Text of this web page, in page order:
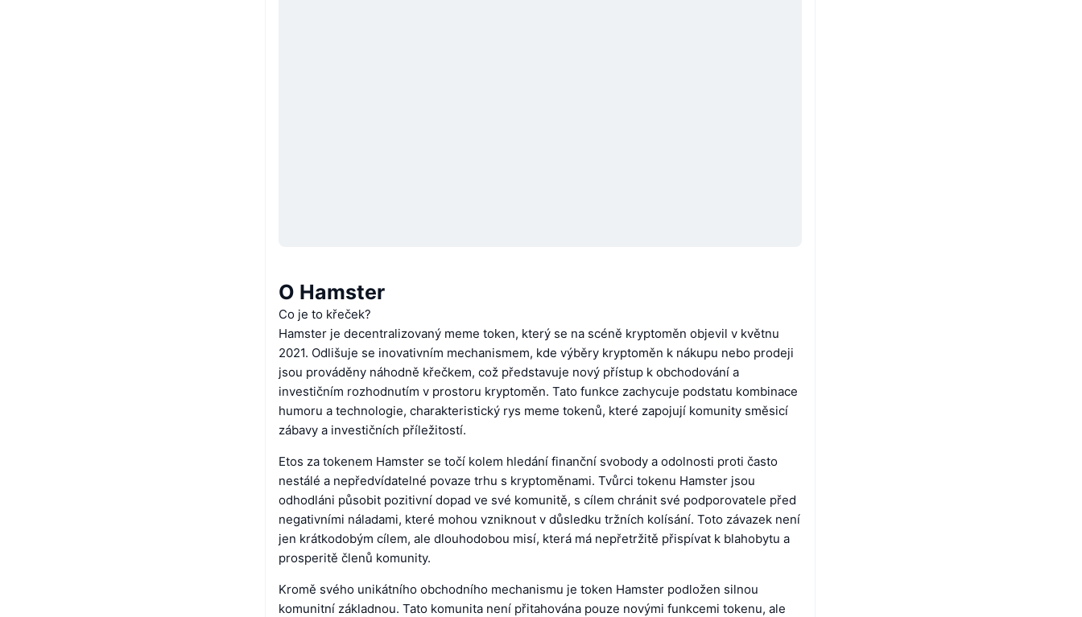
O Hamster
Co je to křeček?
Hamster je decentralizovaný meme token, který se na scéně kryptoměn objevil v květnu
2021. Odlišuje se inovativním mechanismem, kde výběry kryptoměn k nákupu nebo prodeji
jsou prováděny náhodně křečkem, což představuje nový přístup k obchodování a
investičním rozhodnutím v prostoru kryptoměn. Tato funkce zachycuje podstatu kombinace
humoru a technologie, charakteristický rys meme tokenů, které zapojují komunity směsicí
zábavy a investičních příležitostí.
Etos za tokenem Hamster se točí kolem hledání finanční svobody a odolnosti proti často
nestálé a nepředvídatelné povaze trhu s kryptoměnami. Tvůrci tokenu Hamster jsou
odhodláni působit pozitivní dopad ve své komunitě, s cílem chránit své podporovatele před
negativními náladami, které mohou vzniknout v důsledku tržních kolísání. Toto závazek není
jen krátkodobým cílem, ale dlouhodobou misí, která má nepřetržitě přispívat k blahobytu a
prosperitě členů komunity.
Kromě svého unikátního obchodního mechanismu je token Hamster podložen silnou
komunitní základnou. Tato komunita není přitahována pouze novými funkcemi tokenu, ale